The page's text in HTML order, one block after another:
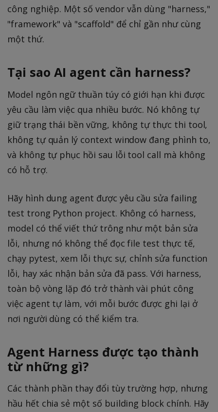
công nghiệp. Một số vendor vẫn dùng "harness,"
"framework" và "scaffold" để chỉ gần như cùng
một thứ.
Tại sao AI agent cần harness?
Model ngôn ngữ thuần túy có giới hạn khi được
yêu cầu làm việc qua nhiều bước. Nó không tự
giữ trạng thái bền vững, không tự thực thi tool,
không tự quản lý context window đang phình to,
và không tự phục hồi sau lỗi tool call mà không
có hỗ trợ.
Hãy hình dung agent được yêu cầu sửa failing
test trong Python project. Không có harness,
model có thể viết thứ trông như một bản sửa
lỗi, nhưng nó không thể đọc file test thực tế,
chạy pytest, xem lỗi thực sự, chỉnh sửa function
lỗi, hay xác nhận bản sửa đã pass. Với harness,
toàn bộ vòng lặp đó trở thành vài phút công
việc agent tự làm, với mỗi bước được ghi lại ở
nơi người dùng có thể kiểm tra.
Agent Harness được tạo thành
từ những gì?
Các thành phần thay đổi tùy trường hợp, nhưng
hầu hết chia sẻ một số building block chính. Hãy